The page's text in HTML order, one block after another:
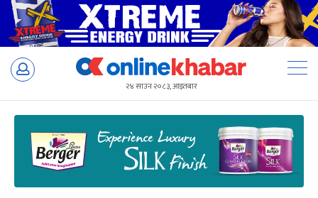
Skip
२४ साउन २०८३, आइतबार